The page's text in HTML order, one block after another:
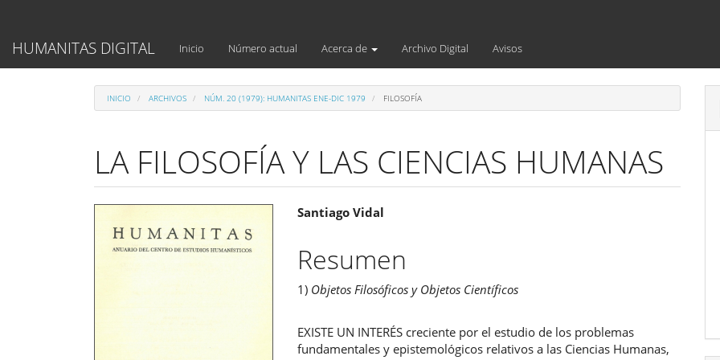
Contenido
principal
HUMANITAS DIGITAL Inicio Número actual Acerca de Archivo Digital Avisos
INICIO ARCHIVOS NÚM. 20 (1979): HUMANITAS ENE-DIC 1979 FILOSOFÍA
LA FILOSOFÍA Y LAS CIENCIAS HUMANAS
Barra
lateral
Contenido
principal
del
artículo
Santiago Vidal
Resumen
1) Objetos Filosóficos y Objetos Científicos
EXISTE UN INTERÉS creciente por el estudio de los problemas
fundamentales y epistemológicos relativos a las Ciencias Humanas,